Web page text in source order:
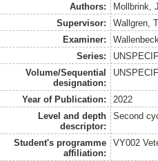
Authors:
Mollbrink,
Supervisor:
Wallgren,
Examiner:
Series:
Volume/Sequential
designation:
Year of Publication:
2022
Level and depth
descriptor:
Second
Student's programme
affiliation:
VY002